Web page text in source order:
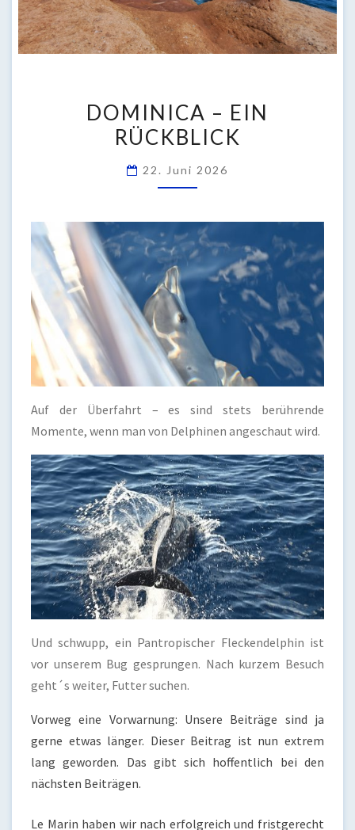
–
EIN
DOMINICA – EIN
RÜCKBLICK
22. Juni 2026
Auf der Überfahrt – es sind stets berührende
Momente, wenn man von Delphinen angeschaut wird.
Und schwupp, ein Pantropischer Fleckendelphin ist
vor unserem Bug gesprungen. Nach kurzem Besuch
geht´s weiter, Futter suchen.
Vorweg eine Vorwarnung: Unsere Beiträge sind ja
gerne etwas länger. Dieser Beitrag ist nun extrem
lang geworden. Das gibt sich hoffentlich bei den
nächsten Beiträgen.
Le Marin haben wir nach erfolgreich und fristgerecht